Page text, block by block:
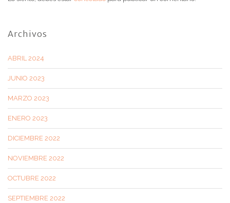
Archivos
ABRIL 2024
JUNIO 2023
MARZO 2023
ENERO 2023
DICIEMBRE 2022
NOVIEMBRE 2022
OCTUBRE 2022
SEPTIEMBRE 2022